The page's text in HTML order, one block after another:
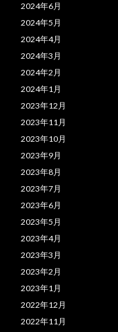
2024年6月
2024年5月
2024年4月
2024年3月
2024年2月
2024年1月
2023年12月
2023年11月
2023年10月
2023年9月
2023年8月
2023年7月
2023年6月
2023年5月
2023年4月
2023年3月
2023年2月
2023年1月
2022年12月
2022年11月